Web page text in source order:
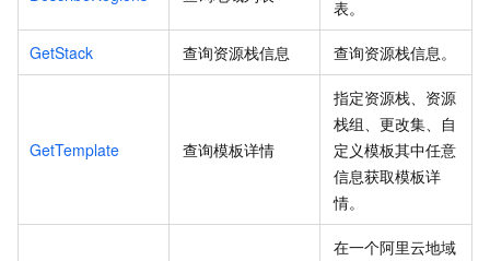
表。
GetStack 查询资源栈信息 查询资源栈信息。
GetTemplate 查询模板详情
指定资源栈、资源
栈组、更改集、自
定义模板其中任意
信息获取模板详
情。
在一个阿里云地域